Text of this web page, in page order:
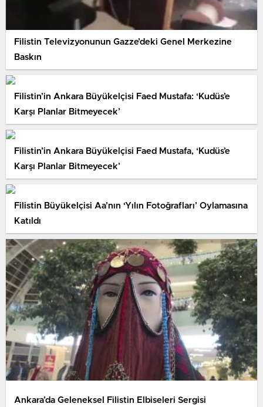
Filistin Televizyonunun Gazze’deki Genel Merkezine
Baskın
Filistin’in Ankara Büyükelçisi Faed Mustafa: ‘Kudüs’e
Karşı Planlar Bitmeyecek’
Filistin’in Ankara Büyükelçisi Faed Mustafa, ‘Kudüs’e
Karşı Planlar Bitmeyecek’
Filistin Büyükelçisi Aa’nın ‘Yılın Fotoğrafları’ Oylamasına
Katıldı
Ankara’da Geleneksel Filistin Elbiseleri Sergisi